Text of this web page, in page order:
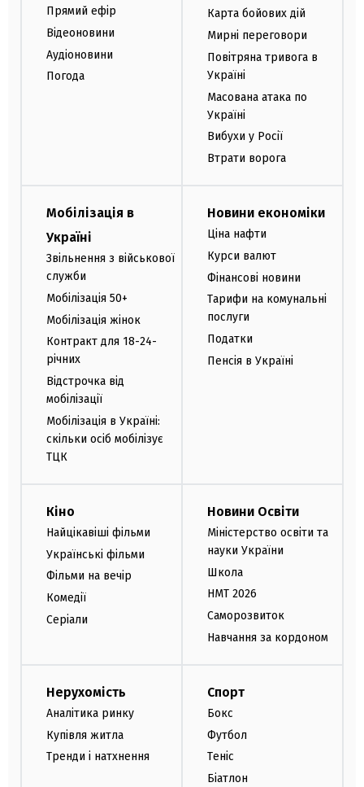
Прямий ефір
Відеоновини
Аудіоновини
Погода
Карта бойових дій
Мирні переговори
Повітряна тривога в
Україні
Масована атака по
Україні
Вибухи у Росії
Втрати ворога
Мобілізація в
Україні
Звільнення з військової
служби
Мобілізація 50+
Мобілізація жінок
Контракт для 18-24-
річних
Відстрочка від
мобілізації
Мобілізація в Україні:
скільки осіб мобілізує
ТЦК
Новини економіки
Ціна нафти
Курси валют
Фінансові новини
Тарифи на комунальні
послуги
Податки
Пенсія в Україні
Кіно
Найцікавіші фільми
Українські фільми
Фільми на вечір
Комедії
Серіали
Новини Освіти
Міністерство освіти та
науки України
Школа
НМТ 2026
Саморозвиток
Навчання за кордоном
Нерухомість
Аналітика ринку
Купівля житла
Тренди і натхнення
Спорт
Бокс
Футбол
Теніс
Біатлон